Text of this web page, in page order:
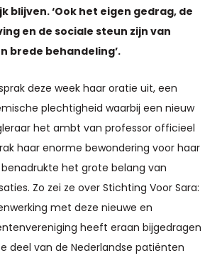
blijven. ‘Ook het eigen gedrag, de
en de sociale steun zijn van
brede behandeling’.
deze week haar oratie uit, een
plechtigheid waarbij een nieuw
het ambt van professor officieel
haar enorme bewondering voor haar
het grote belang van
Zo zei ze over Stichting Voor Sara:
met deze nieuwe en
heeft eraan bijgedragen
deel van de Nederlandse patiënten